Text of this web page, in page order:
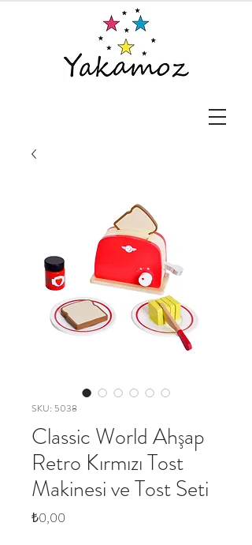
SKU: 5038
Classic World Ahşap
Retro Kırmızı Tost
Makinesi ve Tost Seti
₺0,00